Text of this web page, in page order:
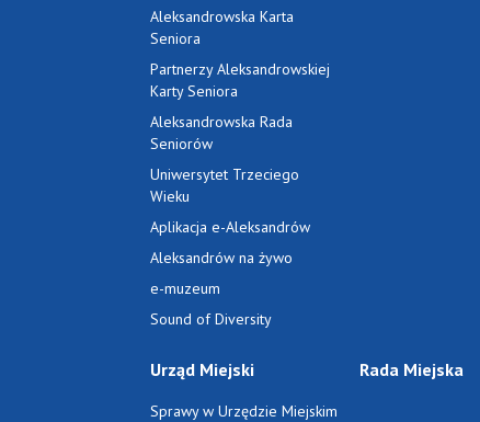
Aleksandrowska Karta
Seniora
Partnerzy Aleksandrowskiej
Karty Seniora
Aleksandrowska Rada
Seniorów
Uniwersytet Trzeciego
Wieku
Aplikacja e-Aleksandrów
Aleksandrów na żywo
e-muzeum
Sound of Diversity
Urząd Miejski
Sprawy w Urzędzie Miejskim
Rada Miejska